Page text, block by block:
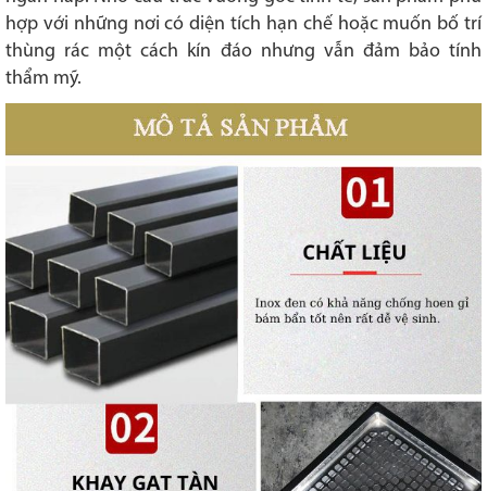
hợp với những nơi có diện tích hạn chế hoặc muốn bố trí
thùng rác một cách kín đáo nhưng vẫn đảm bảo tính
thẩm mỹ.